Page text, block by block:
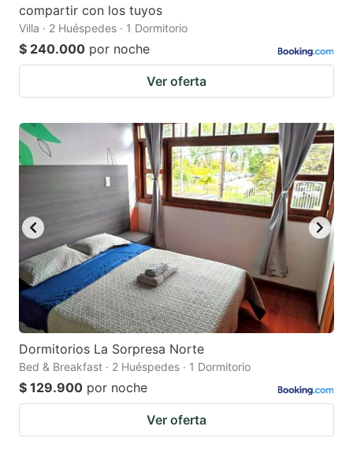
compartir con los tuyos
Villa · 2 Huéspedes · 1 Dormitorio
$ 240.000 por noche
Ver oferta
Dormitorios La Sorpresa Norte
Bed & Breakfast · 2 Huéspedes · 1 Dormitorio
$ 129.900 por noche
Ver oferta